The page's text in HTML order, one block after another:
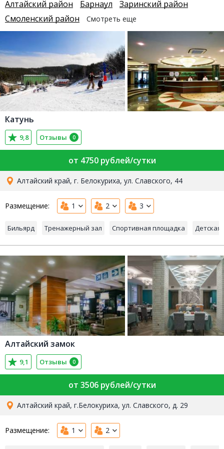
Алтайский район Барнаул
Заринский район
Смоленский район
Смотреть еще
Катунь
9,8 Отзывы 0
от 4750 рублей/сутки
Алтайский край, г. Белокуриха, ул. Славского, 44
Размещение: 1 2 3
Бильярд Тренажерный зал Спортивная площадка
Алтайский замок
9,1 Отзывы 0
от 3506 рублей/сутки
Алтайский край, г.Белокуриха, ул. Славского, д. 29
Размещение: 1 2